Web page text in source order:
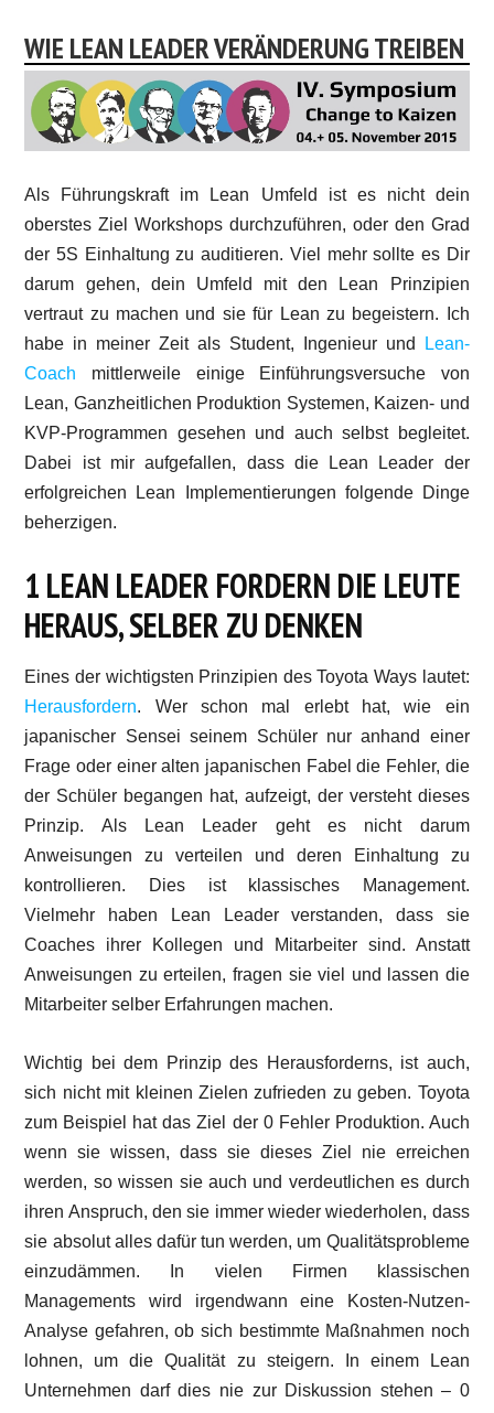
WIE LEAN LEADER VERÄNDERUNG TREIBEN
Als Führungskraft im Lean Umfeld ist es nicht dein
oberstes Ziel Workshops durchzuführen, oder den Grad
der 5S Einhaltung zu auditieren. Viel mehr sollte es Dir
darum gehen, dein Umfeld mit den Lean Prinzipien
vertraut zu machen und sie für Lean zu begeistern. Ich
habe in meiner Zeit als Student, Ingenieur und
Lean-
Coach mittlerweile einige Einführungsversuche von
Lean, Ganzheitlichen Produktion Systemen, Kaizen- und
KVP-Programmen gesehen und auch selbst begleitet.
Dabei ist mir aufgefallen, dass die Lean Leader der
erfolgreichen Lean Implementierungen folgende Dinge
beherzigen.
1 LEAN LEADER FORDERN DIE LEUTE
HERAUS, SELBER ZU DENKEN
Eines der wichtigsten Prinzipien des Toyota Ways lautet:
Herausfordern. Wer schon mal erlebt hat, wie ein
japanischer Sensei seinem Schüler nur anhand einer
Frage oder einer alten japanischen Fabel die Fehler, die
der Schüler begangen hat, aufzeigt, der versteht dieses
Prinzip. Als Lean Leader geht es nicht darum
Anweisungen zu verteilen und deren Einhaltung zu
kontrollieren. Dies ist klassisches Management.
Vielmehr haben Lean Leader verstanden, dass sie
Coaches ihrer Kollegen und Mitarbeiter sind. Anstatt
Anweisungen zu erteilen, fragen sie viel und lassen die
Mitarbeiter selber Erfahrungen machen.
Wichtig bei dem Prinzip des Herausforderns, ist auch,
sich nicht mit kleinen Zielen zufrieden zu geben. Toyota
zum Beispiel hat das Ziel der 0 Fehler Produktion. Auch
wenn sie wissen, dass sie dieses Ziel nie erreichen
werden, so wissen sie auch und verdeutlichen es durch
ihren Anspruch, den sie immer wieder wiederholen, dass
sie absolut alles dafür tun werden, um Qualitätsprobleme
einzudämmen. In vielen Firmen klassischen
Managements wird irgendwann eine Kosten-Nutzen-
Analyse gefahren, ob sich bestimmte Maßnahmen noch
lohnen, um die Qualität zu steigern. In einem Lean
Unternehmen darf dies nie zur Diskussion stehen – 0